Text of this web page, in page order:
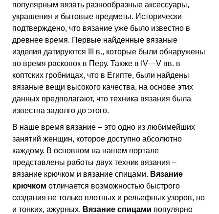
популярным вязать разнообразные аксессуары,
украшения и бытовые предметы. Исторически
подтверждено, что вязание уже было известно в
древнее время. Первые найденные вязаные
изделия датируются III в., которые были обнаружены
во время раскопок в Перу. Также в IV—V вв. в
коптских гробницах, что в Египте, были найдены
вязаные вещи высокого качества, на основе этих
данных предполагают, что техника вязания была
известна задолго до этого.
В наше время вязание – это одно из любимейших
занятий женщин, которое доступно абсолютно
каждому. В основном на нашем портале
представлены работы двух техник вязания –
вязание крючком и вязание спицами. Вязание
крючком отличается возможностью быстрого
создания не только плотных и рельефных узоров, но
и тонких, ажурных. Вязание спицами популярно